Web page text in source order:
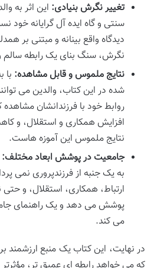
تغییر نگرش بنیادی: این اثر به
سنتی و گاه ایده آل گرایانه خود
دیدگاه واقع بینانه و مبتنی بر
نگرش، سنگ بنای یک رابطه سالم
نتایج ملموس و قابل مشاهده: با
شده در این کتاب، والدین می
روابط خود با فرزندانشان
افزایش همکاری و استقلال، و
نتایج ملموس این آموزه هاست.
جامعیت در پوشش ابعاد مختلف:
به یک جنبه از فرزندپروری نمی
ارتباط، همکاری، استقلال، و
پوشش می دهد و یک راهنمای جامع
می کند.
در نهایت، این کتاب یک منبع ارزشمند